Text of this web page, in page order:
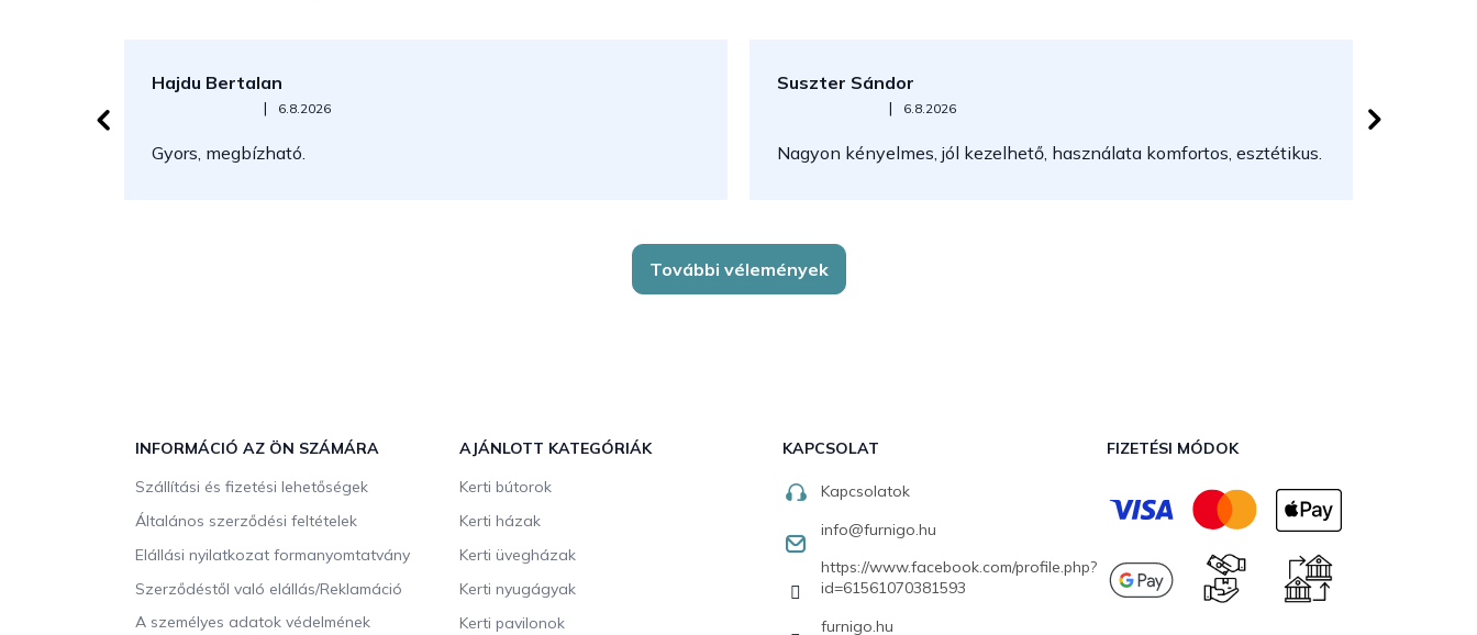
Hajdu Bertalan
Az áruház értékelése 5-ből 5 csillag.
| 6.8.2026
Gyors, megbízható.
Suszter Sándor
Az áruház értékelése 5-ből 5 csillag.
| 6.8.2026
Nagyon kényelmes, jól kezelhető, használata komfortos, esztétikus.
További vélemények
INFORMÁCIÓ AZ ÖN SZÁMÁRA
Szállítási és fizetési lehetőségek
Általános szerződési feltételek
Elállási nyilatkozat formanyomtatvány
Szerződéstől való elállás/Reklamáció
A személyes adatok védelmének
AJÁNLOTT KATEGÓRIÁK
Kerti bútorok
Kerti házak
Kerti üvegházak
Kerti nyugágyak
Kerti pavilonok
KAPCSOLAT
Kapcsolatok
info@furnigo.hu
https://www.facebook.com/profile.php?
id=61561070381593
furnigo.hu
FIZETÉSI MÓDOK